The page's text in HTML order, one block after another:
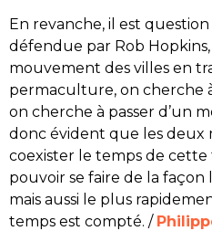
En revanche, il est
défendue par Rob
mouvement des villes en
permaculture, on cherche
on cherche à passer d’un
donc évident que les deux
coexister le temps de cette
pouvoir se faire de la façon
mais aussi le plus
temps est compté. /